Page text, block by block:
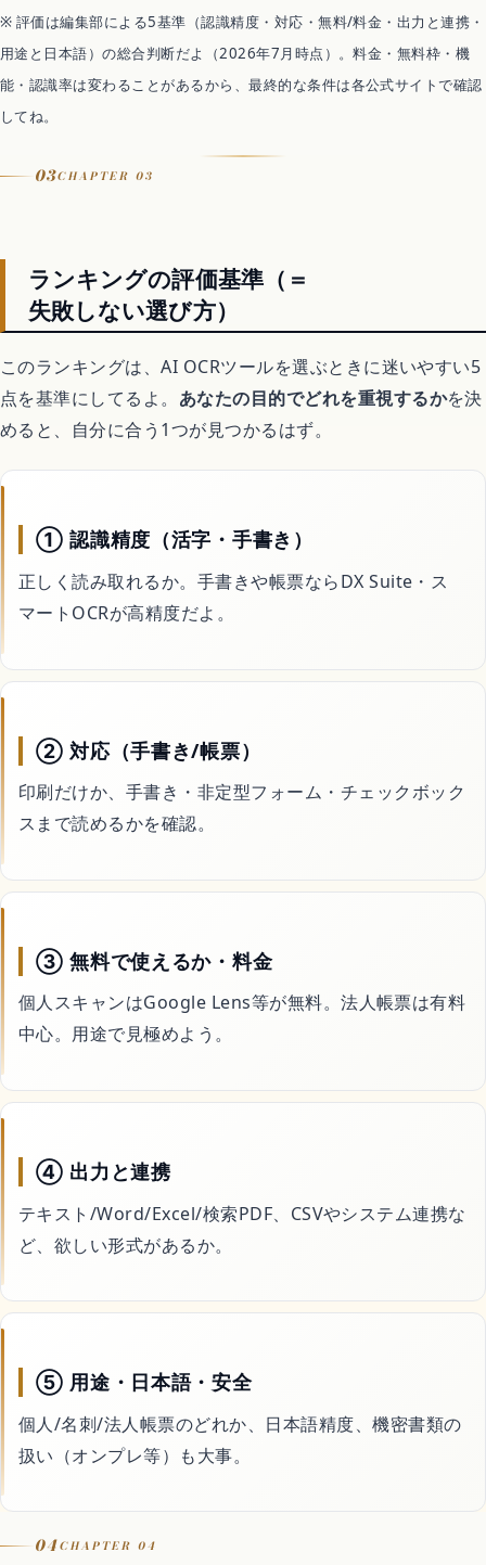
無料は試用のみ。続けるには買い切りかサブスク(有料)
目安（円/月換算）
買い切りなら月額なし。長く使うほど割安
安全
ローカル処理も選べる
※ 評価は編集部による5基準（認識精度・対応・無料/料金・出力と連携・
用途と日本語）の総合判断だよ（2026年7月時点）。料金・無料枠・機
能・認識率は変わることがあるから、最終的な条件は各公式サイトで確認
してね。
03CHAPTER 03
ランキングの評価基準（＝
失敗しない選び方）
このランキングは、AI OCRツールを選ぶときに迷いやすい5
点を基準にしてるよ。 あなたの目的でどれを重視するかを決
めると、自分に合う1つが見つかるはず。
① 認識精度（活字・手書き）
正しく読み取れるか。手書きや帳票ならDX Suite・ス
マートOCRが高精度だよ。
② 対応（手書き/帳票）
印刷だけか、手書き・非定型フォーム・チェックボック
スまで読めるかを確認。
③ 無料で使えるか・料金
個人スキャンはGoogle Lens等が無料。法人帳票は有料
中心。用途で見極めよう。
④ 出力と連携
テキスト/Word/Excel/検索PDF、CSVやシステム連携な
ど、欲しい形式があるか。
⑤ 用途・日本語・安全
個人/名刺/法人帳票のどれか、日本語精度、機密書類の
扱い（オンプレ等）も大事。
04CHAPTER 04